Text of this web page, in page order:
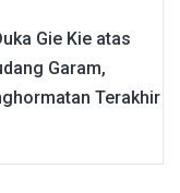
Gie Kie atas
Garam,
Terakhir